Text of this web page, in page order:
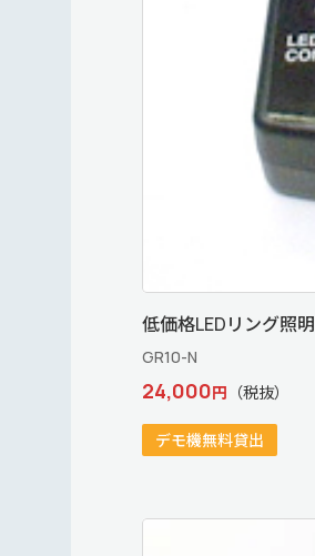
低価格LEDリング照明
GR10-N
24,000円 （税抜）
デモ機無料貸出